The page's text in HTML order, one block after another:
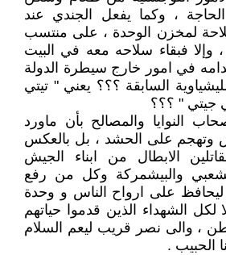
، وكما يفعل الجندي عند
لمخزن الوحدة ، على منتسب
وإلا فبقاء سلاحه معه في البيت
في امور خارج سيطرة الدولة
السابقة ؟؟؟ يعني " تيتي
جيتي " ؟؟؟
النوايا والمصالح بأن ماورد
وتهجم على الحشد ، بل بالعكس
الابطال من ابناء الجيش
والبيشمركة وكل من رفع
ليحافظ على ارواح الناس و وحدة
لكل الشهداء الذين قدموا حياتهم
، والى نصر قريب ليعم السلام
الحبيب .